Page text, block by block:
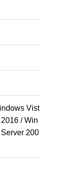
Vist
/ Win
200